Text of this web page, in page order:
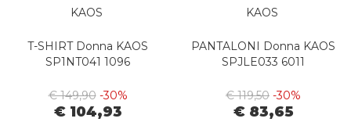
KAOS
T-SHIRT Donna KAOS
SP1NT041 1096
€ 149,90 -30%
€ 104,93
KAOS
PANTALONI Donna KAOS
SPJLE033 6011
€ 119,50 -30%
€ 83,65